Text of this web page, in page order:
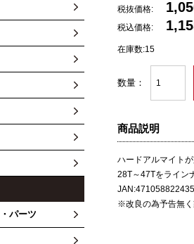
パーツ
税抜価格:
税込価格:
在庫数:15
数量：
商品説明
ハードアルマイト
28T～47Tをライン
※改良の為予告無く